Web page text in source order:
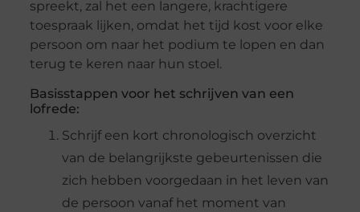
spreekt, zal het een langere, krachtigere
toespraak lijken, omdat het tijd kost voor elke
persoon om naar het podium te lopen en dan
terug te keren naar hun stoel.
Basisstappen voor het schrijven van een
lofrede:
Schrijf een kort chronologisch overzicht
van de belangrijkste gebeurtenissen die
zich hebben voorgedaan in het leven van
de persoon vanaf het moment van